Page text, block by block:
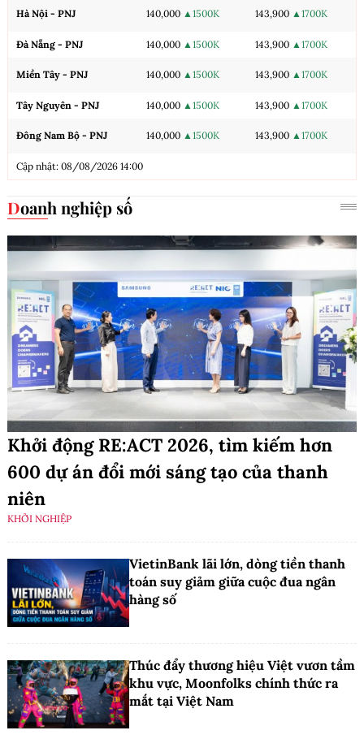
Hà Nội - PNJ 140,000 ▲1500K 143,900 ▲1700K
Đà Nẵng - PNJ 140,000 ▲1500K 143,900 ▲1700K
Miền Tây - PNJ 140,000 ▲1500K 143,900 ▲1700K
Tây Nguyên - PNJ 140,000 ▲1500K 143,900 ▲1700K
Đông Nam Bộ - PNJ 140,000 ▲1500K 143,900 ▲1700K
Cập nhật: 08/08/2026 14:00
Doanh nghiệp số
Khởi động RE:ACT 2026, tìm kiếm hơn
600 dự án đổi mới sáng tạo của thanh
niên
KHỞI NGHIỆP
VietinBank lãi lớn, dòng tiền thanh
toán suy giảm giữa cuộc đua ngân
hàng số
Thúc đẩy thương hiệu Việt vươn tầm
khu vực, Moonfolks chính thức ra
mắt tại Việt Nam